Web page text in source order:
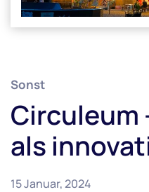
Sonst
als
15 Januar, 2024